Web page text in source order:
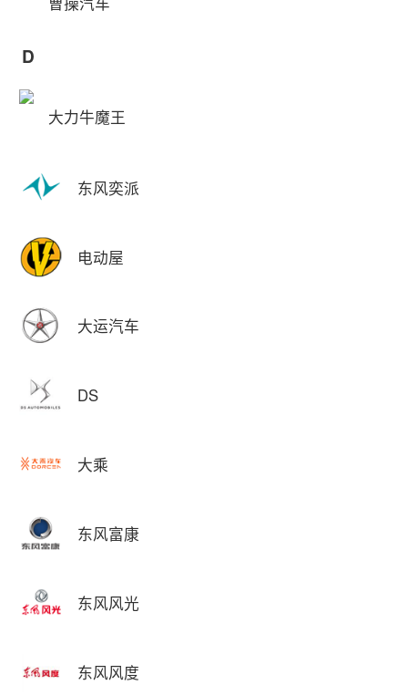
D
大力牛魔王
东风奕派
电动屋
大运汽车
DS
大乘
东风富康
东风风光
东风风度